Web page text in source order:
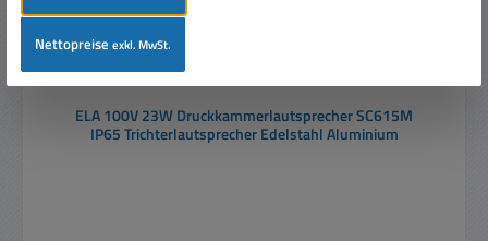
ELA 100V 23W Druckkammerlautsprecher SC615M
IP65 Trichterlautsprecher Edelstahl Aluminium
Nettopreiseexkl. MwSt.